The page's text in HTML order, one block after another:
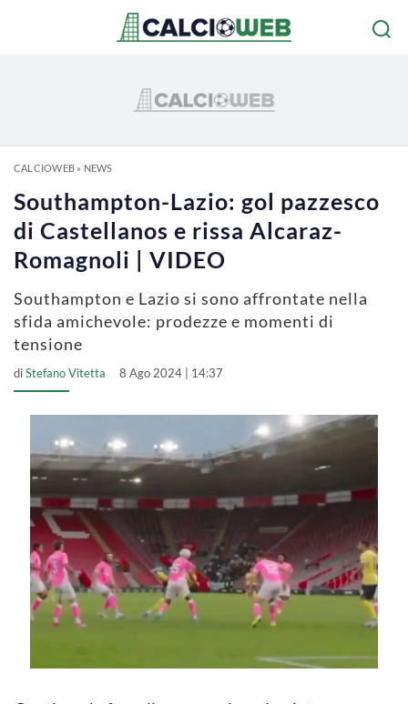
CALCIOWEB» NEWS
Southampton-Lazio: gol pazzesco
di Castellanos e rissa Alcaraz-
Romagnoli | VIDEO
Southampton e Lazio si sono affrontate nella
sfida amichevole: prodezze e momenti di
tensione
diStefano Vitetta 8 Ago 2024 | 14:37